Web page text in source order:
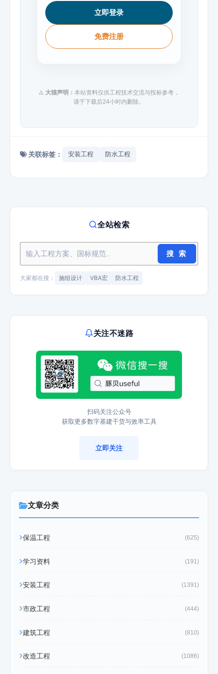
立即登录
免费注册
⚠️ 大猫声明： 本站资料仅供工程技术交流与投标参考，
请于下载后24小时内删除。
关联标签： 安装工程 防水工程
全站检索
搜 索
大家都在搜： 施组设计 VBA宏 防水工程
关注不迷路
扫码关注公众号
获取更多数字基建干货与效率工具
立即关注
文章分类
保温工程 (625)
学习资料 (191)
安装工程 (1391)
市政工程 (444)
建筑工程 (810)
改造工程 (1086)